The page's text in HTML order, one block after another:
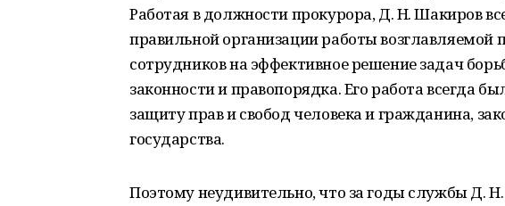
Работая в должности прокурора, Д. Н. Шакиров
правильной организации работы возглавляемой
сотрудников на эффективное решение задач
законности и правопорядка. Его работа всегда
защиту прав и свобод человека и гражданина,
государства.
Поэтому неудивительно, что за годы службы Д.